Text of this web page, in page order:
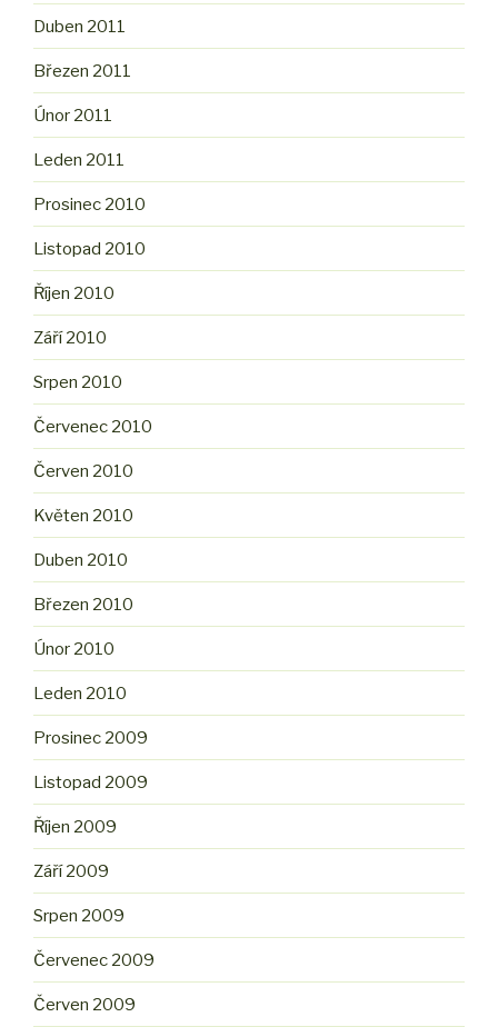
Duben 2011
Březen 2011
Únor 2011
Leden 2011
Prosinec 2010
Listopad 2010
Říjen 2010
Září 2010
Srpen 2010
Červenec 2010
Červen 2010
Květen 2010
Duben 2010
Březen 2010
Únor 2010
Leden 2010
Prosinec 2009
Listopad 2009
Říjen 2009
Září 2009
Srpen 2009
Červenec 2009
Červen 2009